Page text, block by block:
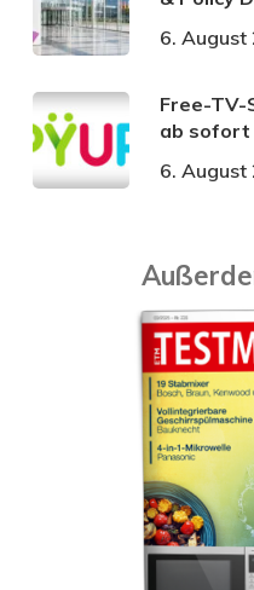
6. August
Free-TV-
ab sofort
6. August